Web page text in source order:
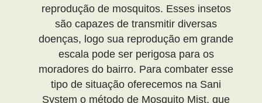
reprodução de mosquitos. Esses insetos
são capazes de transmitir diversas
doenças, logo sua reprodução em grande
escala pode ser perigosa para os
moradores do bairro. Para combater esse
tipo de situação oferecemos na Sani
System o método de Mosquito Mist, que